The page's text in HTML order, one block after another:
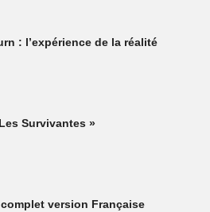
: l’expérience de la réalité
Survivantes »
version Française